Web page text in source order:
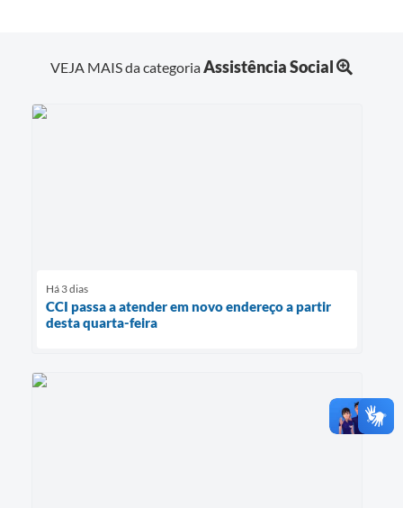
VEJA MAIS da categoriaAssistência Social
Há 3 dias
CCI passa a atender em novo endereço a partir
desta quarta-feira